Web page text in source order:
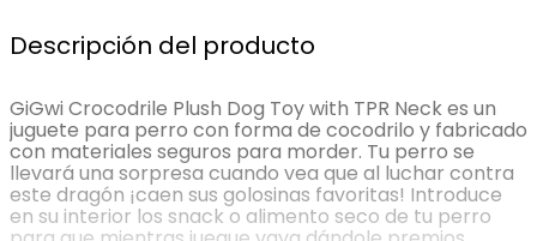
Descripción del producto
GiGwi Crocodrile Plush Dog Toy with TPR Neck es un
juguete para perro con forma de cocodrilo y fabricado
con materiales seguros para morder. Tu perro se
llevará una sorpresa cuando vea que al luchar contra
este dragón ¡caen sus golosinas favoritas! Introduce
en su interior los snack o alimento seco de tu perro